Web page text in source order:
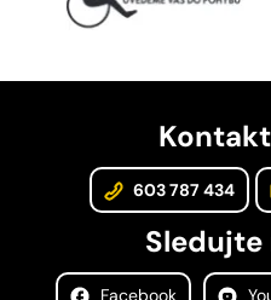
603 787 434
Sledujte
Facebook